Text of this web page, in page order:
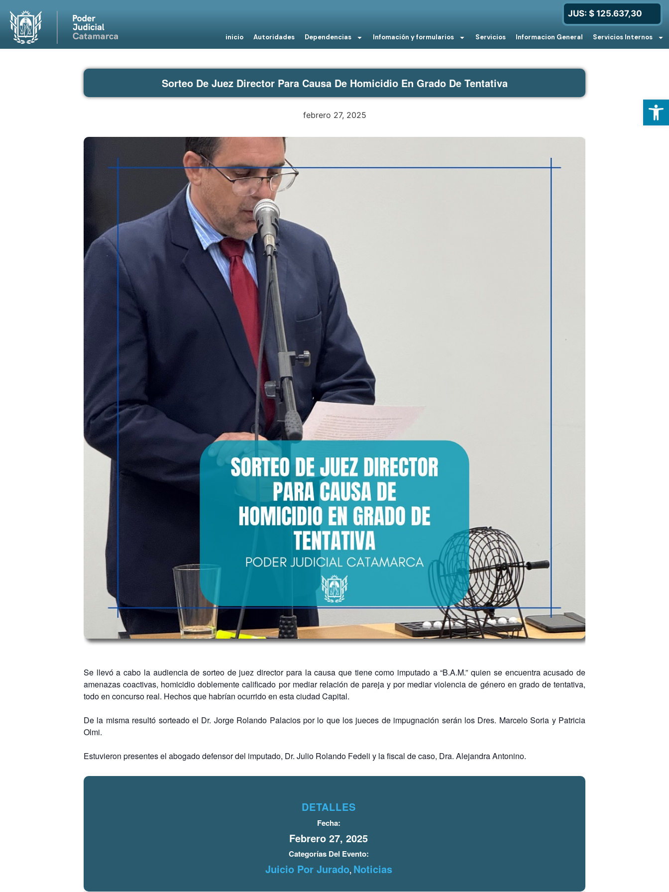
inicio Autoridades Dependencias Infomación y formularios Servicios Informacion General Servicios Internos
JUS: $ 125.637,30
Sorteo De Juez Director Para Causa De Homicidio En Grado De Tentativa
febrero 27, 2025
Se llevó a cabo la audiencia de sorteo de juez director para la causa que tiene como imputado a “B.A.M.” quien se encuentra acusado de
amenazas coactivas, homicidio doblemente calificado por mediar relación de pareja y por mediar violencia de género en grado de tentativa,
todo en concurso real. Hechos que habrían ocurrido en esta ciudad Capital.
De la misma resultó sorteado el Dr. Jorge Rolando Palacios por lo que los jueces de impugnación serán los Dres. Marcelo Soria y Patricia
Olmi.
Estuvieron presentes el abogado defensor del imputado, Dr. Julio Rolando Fedeli y la fiscal de caso, Dra. Alejandra Antonino.
DETALLES
Fecha:
Febrero 27, 2025
Categorías Del Evento:
Juicio Por Jurado, Noticias